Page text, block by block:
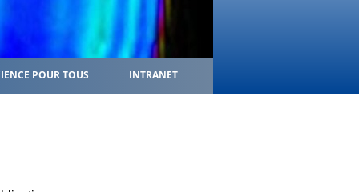
POUR TOUS INTRANET